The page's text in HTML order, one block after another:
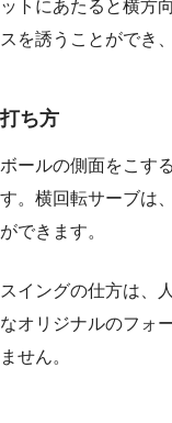
ットにあたると横方
スを誘うことができ
打ち方
ボールの側面をこす
す。横回転サーブは
ができます。
スイングの仕方は、
なオリジナルのフォ
ません。